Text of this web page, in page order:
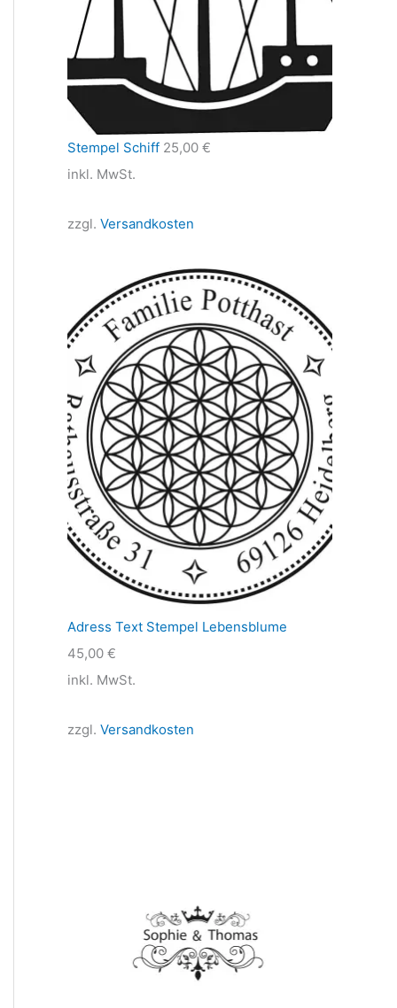
Stempel Schiff 25,00 €
inkl. MwSt.
zzgl. Versandkosten
Adress Text Stempel Lebensblume
45,00 €
inkl. MwSt.
zzgl. Versandkosten